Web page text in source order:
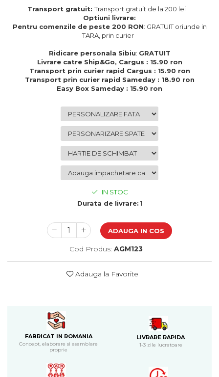
Decoratiuni pentru casa
Genti si portofele barbati din
Cadouri de Paste
Produse personalizate pentru
nunti si botezuri
Cadouri personalizate pentru
Cadouri pentru profesori
Cadouri pentru parinti
Cadouri pentru EA
Cadouri pentru tata
Cadouri pentru cea mai buna
Cadouri pentru bunici
Transport gratuit:Transport gratuit de la 200 lei
Optiuni livrare:
Pentru comenzile de peste 200 RON: GRATUIT oriunde in
TARA, prin curier
Ridicare personala Sibiu: GRATUIT
Livrare catre Ship&Go, Cargus : 15.90 ron
Transport prin curier rapid Cargus : 15.90 ron
Transport prin curier rapid Sameday : 18.90 ron
Easy Box Sameday : 15.90 ron
IN STOC
Durata de livrare: 1
ADAUGA IN COS
Cod Produs: AGM123
Adauga la Favorite
FABRICAT IN ROMANIA
Concept, elaborare si asamblare
proprie
LIVRARE RAPIDA
1-3 zile lucratoare